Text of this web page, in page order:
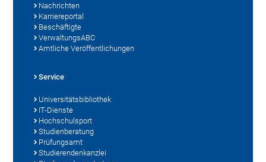
Nachrichten
Karriereportal
Beschäftigte
VerwaltungsABC
Amtliche Veröffentlichungen
Service
Universitätsbibliothek
IT-Dienste
Hochschulsport
Studienberatung
Prüfungsamt
Studierendenkanzlei